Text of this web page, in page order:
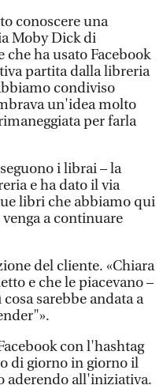
conoscere una
Moby Dick di
che ha usato Facebook
partita dalla libreria
condiviso
un'idea molto
per farla
i librai – la
e ha dato il via
libri che abbiamo qui
a continuare
del cliente. «Chiara
e che le piacevano –
sarebbe andata a
con l'hashtag
di giorno in giorno il
aderendo all'iniziativa.